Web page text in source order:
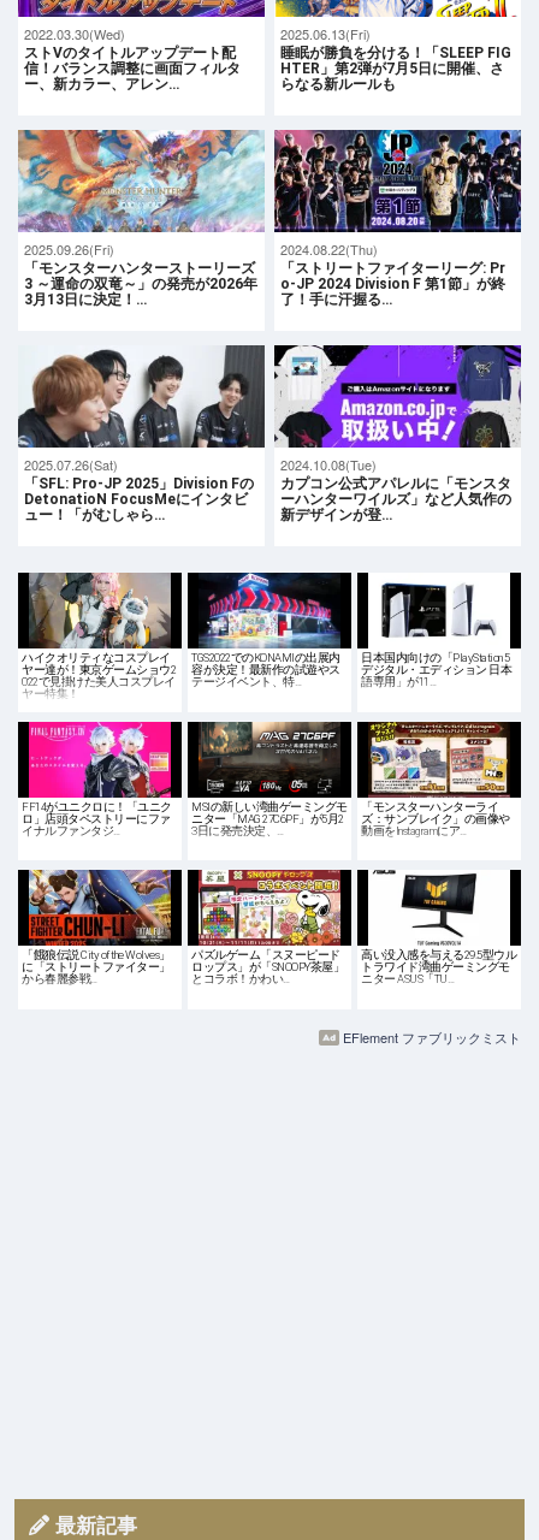
2022.03.30(Wed)
ストVのタイトルアップデート配
信！バランス調整に画面フィルタ
ー、新カラー、アレン…
2025.06.13(Fri)
睡眠が勝負を分ける！「SLEEP FIG
HTER」第2弾が7月5日に開催、さ
らなる新ルールも
2025.09.26(Fri)
「モンスターハンターストーリーズ
3 ～運命の双竜～」の発売が2026年
3月13日に決定！…
2024.08.22(Thu)
「ストリートファイターリーグ: Pr
o-JP 2024 Division F 第1節」が終
了！手に汗握る…
2025.07.26(Sat)
「SFL: Pro-JP 2025」Division Fの
DetonatioN FocusMeにインタビ
ュー！「がむしゃら…
2024.10.08(Tue)
カプコン公式アパレルに「モンスタ
ーハンターワイルズ」など人気作の
新デザインが登…
ハイクオリティなコスプレイ
ヤー達が！東京ゲームショウ2
022で見掛けた美人コスプレイ
ヤー特集！
TGS2022でのKONAMIの出展内
容が決定！最新作の試遊やス
テージイベント、特…
日本国内向けの「PlayStation 5
デジタル・エディション 日本
語専用」が11…
FF14がユニクロに！「ユニク
ロ」店頭タペストリーにファ
イナルファンタジ…
MSIの新しい湾曲ゲーミングモ
ニター「MAG 27C6PF」が5月2
3日に発売決定、…
「モンスターハンターライ
ズ：サンブレイク」の画像や
動画をInstagramにア…
「餓狼伝説 City of the Wolves」
に「ストリートファイター」
から春麗参戦…
パズルゲーム「スヌーピード
ロップス」が「SNOOPY茶屋」
とコラボ！かわい…
高い没入感を与える29.5型ウル
トラワイド湾曲ゲーミングモ
ニター ASUS「TU…
EFlement ファブリックミスト
最新記事